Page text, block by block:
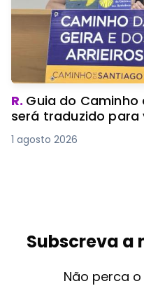
R. Guia do Caminho
será traduzido para
1 agosto 2026
Subscreva a
Não perca